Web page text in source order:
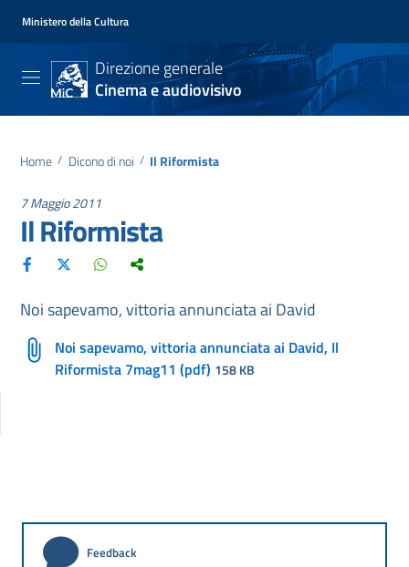
Ministero della Cultura
Direzione generale
Cinema e audiovisivo
Home / Dicono di noi / Il Riformista
7 Maggio 2011
Il Riformista
Noi sapevamo, vittoria annunciata ai David
Noi sapevamo, vittoria annunciata ai David, Il
Riformista 7mag11 (pdf) 158 KB
Feedback